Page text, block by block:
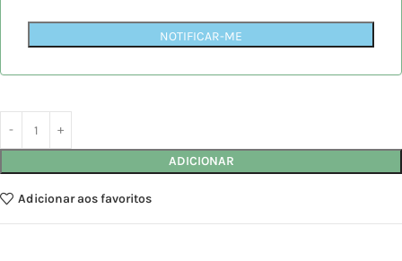
NOTIFICAR-ME
ADICIONAR
Adicionar aos favoritos